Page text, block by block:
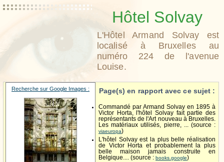
Hôtel Solvay
L'Hôtel Armand Solvay est
localisé à Bruxelles au
numéro 224 de l'avenue
Louise.
Recherche sur Google Images : Page(s) en rapport avec ce sujet :
Commandé par Armand Solvay en 1895 à
Victor Horta, l'hôtel Solvay fait partie des
représentants de l'Art nouveau à Bruxelles.
Les matériaux utilisés, pierre, ... (source :
viaeuropa)
L'hôtel Solvay est la plus belle réalisation
de Victor Horta et probablement la plus
belle maison jamais construite en
Belgique.... (source : books.google)